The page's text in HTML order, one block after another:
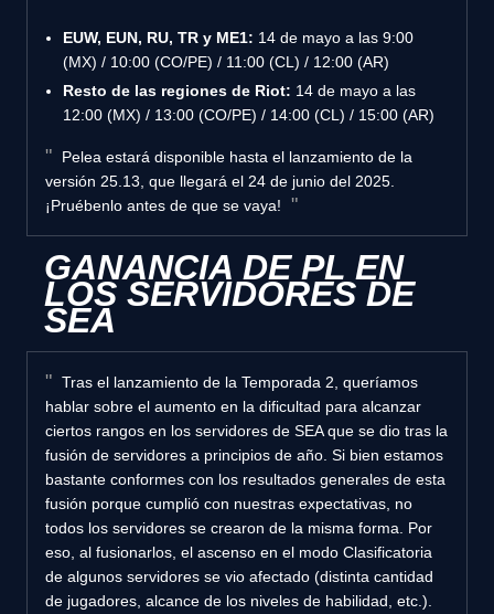
EUW, EUN, RU, TR y ME1: 14 de mayo a las 9:00
(MX) / 10:00 (CO/PE) / 11:00 (CL) / 12:00 (AR)
Resto de las regiones de Riot: 14 de mayo a las
12:00 (MX) / 13:00 (CO/PE) / 14:00 (CL) / 15:00 (AR)
Pelea estará disponible hasta el lanzamiento de la
versión 25.13, que llegará el 24 de junio del 2025.
¡Pruébenlo antes de que se vaya!
GANANCIA DE PL EN
LOS SERVIDORES DE
SEA
Tras el lanzamiento de la Temporada 2, queríamos
hablar sobre el aumento en la dificultad para alcanzar
ciertos rangos en los servidores de SEA que se dio tras la
fusión de servidores a principios de año. Si bien estamos
bastante conformes con los resultados generales de esta
fusión porque cumplió con nuestras expectativas, no
todos los servidores se crearon de la misma forma. Por
eso, al fusionarlos, el ascenso en el modo Clasificatoria
de algunos servidores se vio afectado (distinta cantidad
de jugadores, alcance de los niveles de habilidad, etc.).